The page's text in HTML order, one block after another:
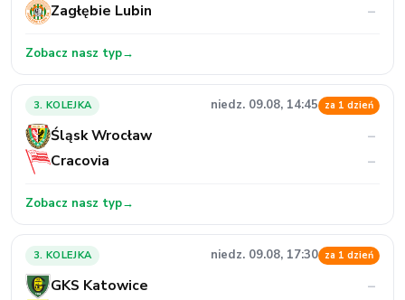
Zagłębie Lubin
–
Zobacz nasz typ→
3. KOLEJKA niedz. 09.08, 14:45 za 1 dzień
Śląsk Wrocław
–
Cracovia
–
Zobacz nasz typ→
3. KOLEJKA niedz. 09.08, 17:30 za 1 dzień
GKS Katowice
–